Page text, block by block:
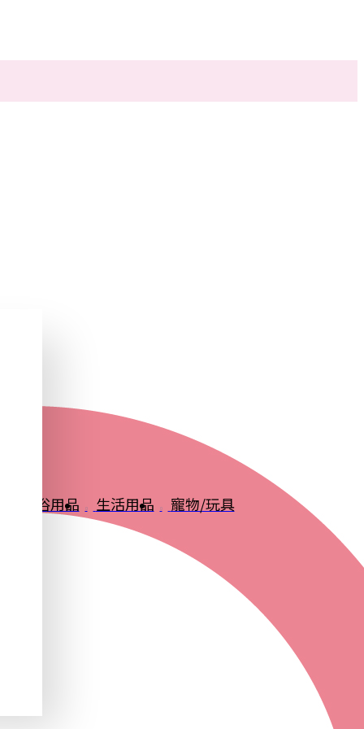
衛浴用品 生活用品 寵物/玩具